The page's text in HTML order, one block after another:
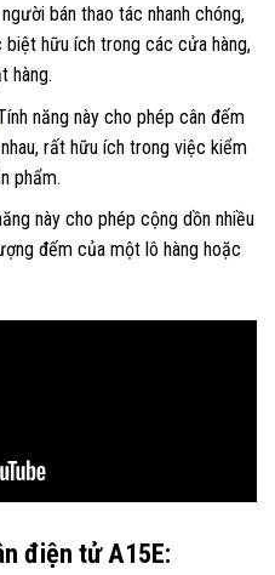
bán thao tác nhanh chóng,
biệt hữu ích trong các cửa hàng,
hàng.
năng này cho phép cân đếm
rất hữu ích trong việc kiểm
phẩm.
này cho phép cộng dồn nhiều
đếm của một lô hàng hoặc
điện tử A15E: